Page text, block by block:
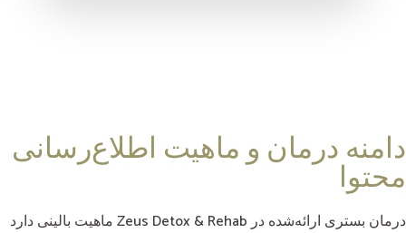
دامنه درمان و ماهیت اطلاع‌رسانی
محتوا
درمان بستری ارائه‌شده در Zeus Detox & Rehab ماهیت بالینی دارد